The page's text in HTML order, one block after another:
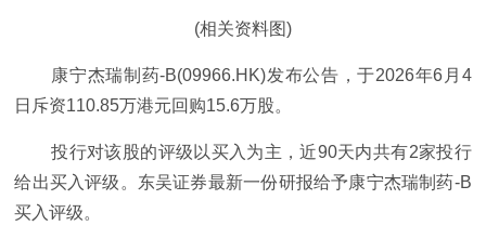
(相关资料图)
康宁杰瑞制药-B(09966.HK)发布公告，于2026年6月4
日斥资110.85万港元回购15.6万股。
投行对该股的评级以买入为主，近90天内共有2家投行
给出买入评级。东吴证券最新一份研报给予康宁杰瑞制药-B
买入评级。